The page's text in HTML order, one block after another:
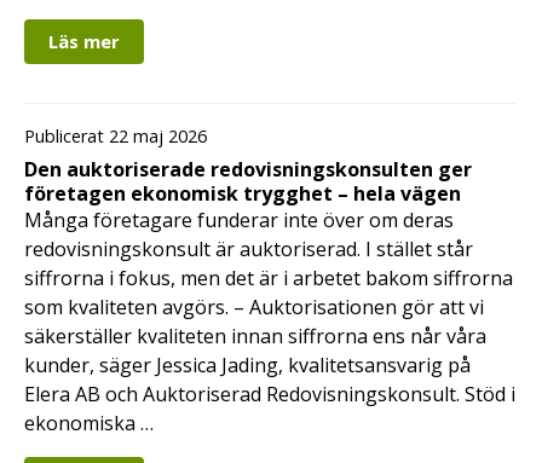
Läs mer
Publicerat 22 maj 2026
Den auktoriserade redovisningskonsulten ger
företagen ekonomisk trygghet – hela vägen
Många företagare funderar inte över om deras
redovisningskonsult är auktoriserad. I stället står
siffrorna i fokus, men det är i arbetet bakom siffrorna
som kvaliteten avgörs. – Auktorisationen gör att vi
säkerställer kvaliteten innan siffrorna ens når våra
kunder, säger Jessica Jading, kvalitetsansvarig på
Elera AB och Auktoriserad Redovisningskonsult. Stöd i
ekonomiska …